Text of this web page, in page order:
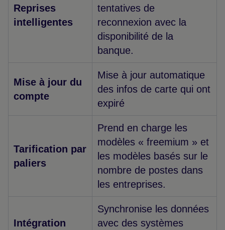
Reprises
intelligentes
tentatives de
reconnexion avec la
disponibilité de la
banque.
Mise à jour du
compte
Mise à jour automatique
des infos de carte qui ont
expiré
Tarification par
paliers
Prend en charge les
modèles « freemium » et
les modèles basés sur le
nombre de postes dans
les entreprises.
Intégration
Synchronise les données
avec des systèmes